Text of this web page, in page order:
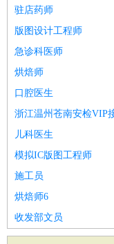
驻店药师
版图设计工程师
急诊科医师
烘焙师
口腔医生
浙江温州苍南安检VIP
儿科医生
模拟IC版图工程师
施工员
烘焙师6
收发部文员